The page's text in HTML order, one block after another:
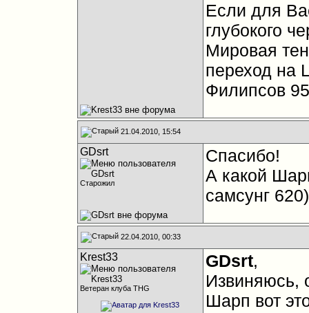
Если для
глубокого
Мировая
переход на
Филипсов
21.04.2010, 15:54
GDsrt
Старожил
Спасибо!
А какой
самсунг 620)
22.04.2010, 00:33
Krest33
Ветеран клуба THG
GDsrt,
Извиняюсь,
Шарп вот